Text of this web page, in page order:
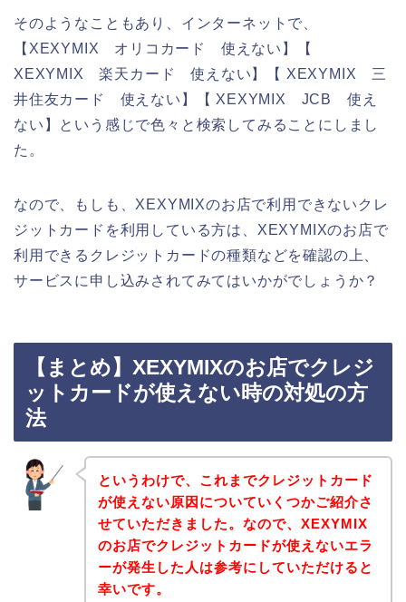
そのようなこともあり、インターネットで、
【XEXYMIX オリコカード 使えない】【
XEXYMIX 楽天カード 使えない】【 XEXYMIX 三
井住友カード 使えない】【 XEXYMIX JCB 使え
ない】という感じで色々と検索してみることにしまし
た。
なので、もしも、XEXYMIXのお店で利用できないクレ
ジットカードを利用している方は、XEXYMIXのお店で
利用できるクレジットカードの種類などを確認の上、
サービスに申し込みされてみてはいかがでしょうか？
【まとめ】XEXYMIXのお店でクレジ
ットカードが使えない時の対処の方
法
というわけで、これまでクレジットカード
が使えない原因についていくつかご紹介さ
せていただきました。なので、XEXYMIX
のお店でクレジットカードが使えないエラ
ーが発生した人は参考にしていただけると
幸いです。